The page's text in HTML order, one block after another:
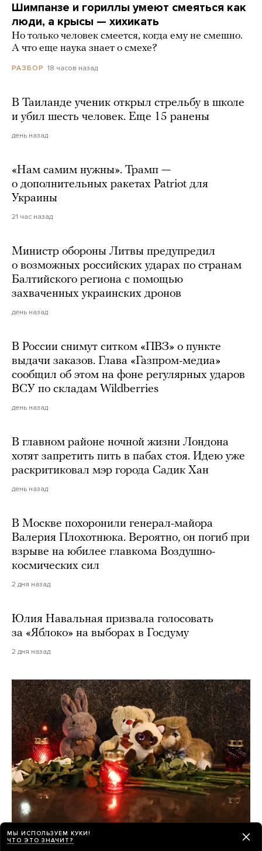
Шимпанзе и гориллы умеют смеяться как
люди, а крысы — хихикать
Но только человек смеется, когда ему не смешно.
А что еще наука знает о смехе?
РАЗБОР 18 часов назад
В Таиланде ученик открыл стрельбу в школе
и убил шесть человек. Еще 15 ранены
день назад
«Нам самим нужны». Трамп —
о дополнительных ракетах Patriot для
Украины
21 час назад
Министр обороны Литвы предупредил
о возможных российских ударах по странам
Балтийского региона с помощью
захваченных украинских дронов
день назад
В России снимут ситком «ПВЗ» о пункте
выдачи заказов. Глава «Газпром-медиа»
сообщил об этом на фоне регулярных ударов
ВСУ по складам Wildberries
день назад
В главном районе ночной жизни Лондона
хотят запретить пить в пабах стоя. Идею уже
раскритиковал мэр города Садик Хан
день назад
В Москве похоронили генерал-майора
Валерия Плохотнюка. Вероятно, он погиб при
взрыве на юбилее главкома Воздушно-
космических сил
2 дня назад
Юлия Навальная призвала голосовать
за «Яблоко» на выборах в Госдуму
2 дня назад
О погибших при падении украинского
МЫ ИСПОЛЬЗУЕМ КУКИ!
ЧТО ЭТО ЗНАЧИТ?